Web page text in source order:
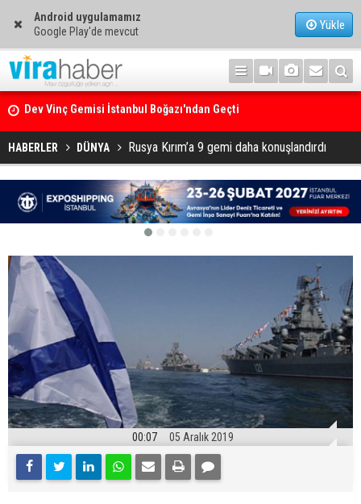
Android uygulamamız
Google Play'de mevcut
Yükle
Ege Denizi’nin En Büyük Mercan Ormanı
HABERLER DÜNYA Rusya Kırım’a 9 gemi daha konuşlandırdı
00:07 05 Aralık 2019